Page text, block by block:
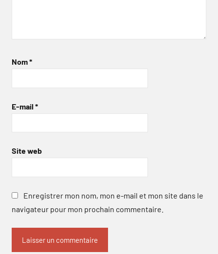
Nom*
E-mail *
Site web
Enregistrer mon nom, mon e-mail et mon site dans le
navigateur pour mon prochain commentaire.